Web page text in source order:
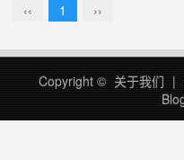
‹‹ 1 ››
Copyright © 关于我们 |